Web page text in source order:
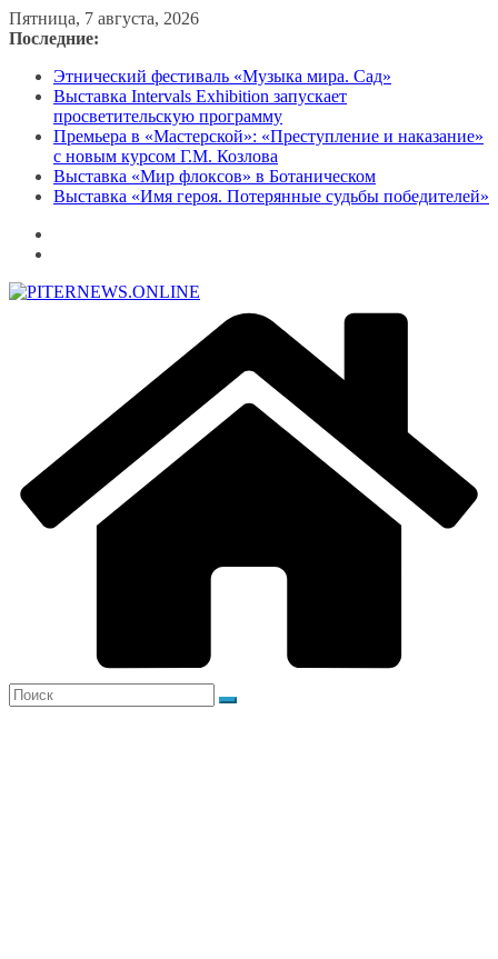
Перейти
к
Пятница, 7 августа, 2026
Последние:
Этнический фестиваль «Музыка мира. Сад»
Выставка Intervals Exhibition запускает
просветительскую программу
Премьера в «Мастерской»: «Преступление и наказание»
с новым курсом Г.М. Козлова
Выставка «Мир флоксов» в Ботаническом
Выставка «Имя героя. Потерянные судьбы победителей»